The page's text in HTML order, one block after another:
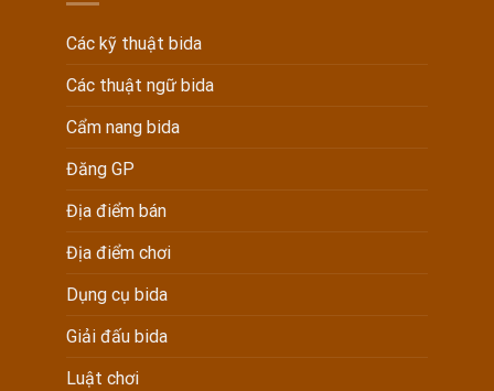
Các kỹ thuật bida
Các thuật ngữ bida
Cẩm nang bida
Đăng GP
Địa điểm bán
Địa điểm chơi
Dụng cụ bida
Giải đấu bida
Luật chơi